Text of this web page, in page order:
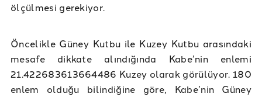
ölçülmesi gerekiyor.
Öncelikle Güney Kutbu ile Kuzey Kutbu arasındaki
mesafe dikkate alındığında Kabe’nin enlemi
21.422683613664486 Kuzey olarak görülüyor. 180
enlem olduğu bilindiğine göre, Kabe’nin Güney